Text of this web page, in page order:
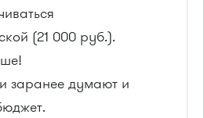
(21 000 руб.).
заранее думают и